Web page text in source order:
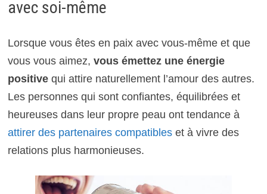
avec soi-même
Lorsque vous êtes en paix avec vous-même et que
vous vous aimez, vous émettez une énergie
positivequi attire naturellement l’amour des autres.
Les personnes qui sont confiantes, équilibrées et
heureuses dans leur propre peau ont tendance à
attirer des partenaires compatibleset à vivre des
relations plus harmonieuses.